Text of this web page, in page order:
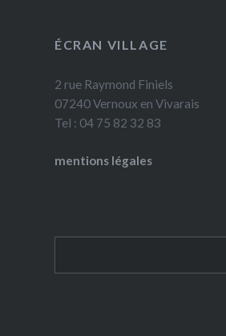
ÉCRAN VILLAGE
2 rue Raymond Finiels
07240 Vernoux en Vivarais
Tel : 04 75 82 32 83
mentions légales